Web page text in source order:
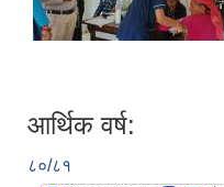
आर्थिक वर्ष:
८०/८१